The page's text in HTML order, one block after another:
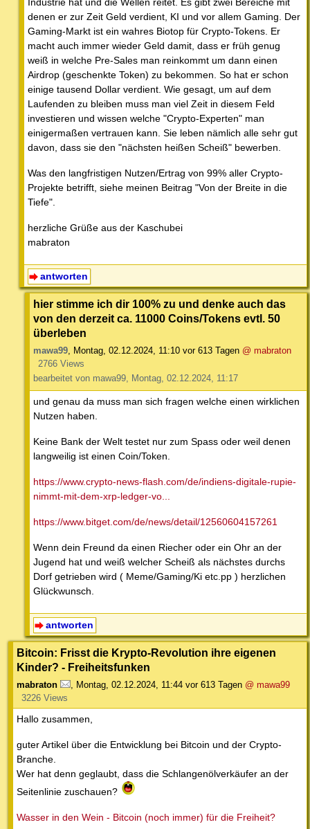
denen er zur Zeit Geld verdient, KI und vor allem Gaming. Der
Gaming-Markt ist ein wahres Biotop für Crypto-Tokens. Er
macht auch immer wieder Geld damit, dass er früh genug
weiß in welche Pre-Sales man reinkommt um dann einen
Airdrop (geschenkte Token) zu bekommen. So hat er schon
einige tausend Dollar verdient. Wie gesagt, um auf dem
Laufenden zu bleiben muss man viel Zeit in diesem Feld
investieren und wissen welche "Crypto-Experten" man
einigermaßen vertrauen kann. Sie leben nämlich alle sehr gut
davon, dass sie den "nächsten heißen Scheiß" bewerben.
Was den langfristigen Nutzen/Ertrag von 99% aller Crypto-
Projekte betrifft, siehe meinen Beitrag "Von der Breite in die
Tiefe".
herzliche Grüße aus der Kaschubei
mabraton
antworten
hier stimme ich dir 100% zu und denke auch das
von den derzeit ca. 11000 Coins/Tokens evtl. 50
überleben
mawa99 Montag, 02.12.2024, 11:10 vor 613 Tagen @ mabraton
2766 Views
bearbeitet von mawa99, Montag, 02.12.2024, 11:17
und genau da muss man sich fragen welche einen wirklichen
Nutzen haben.
Keine Bank der Welt testet nur zum Spass oder weil denen
langweilig ist einen Coin/Token.
https://www.crypto-news-flash.com/de/indiens-digitale-rupie-
nimmt-mit-dem-xrp-ledger-vo...
https://www.bitget.com/de/news/detail/12560604157261
Wenn dein Freund da einen Riecher oder ein Ohr an der
Jugend hat und weiß welcher Scheiß als nächstes durchs
Dorf getrieben wird ( Meme/Gaming/Ki etc.pp ) herzlichen
Glückwunsch.
antworten
Bitcoin: Frisst die Krypto-Revolution ihre eigenen
Kinder? - Freiheitsfunken
mabraton Montag, 02.12.2024, 11:44 vor 613 Tagen @ mawa99
3226 Views
Hallo zusammen,
guter Artikel über die Entwicklung bei Bitcoin und der Crypto-
Branche.
Wer hat denn geglaubt, dass die Schlangenölverkäufer an der
Seitenlinie zuschauen?
Wasser in den Wein - Bitcoin (noch immer) für die Freiheit?